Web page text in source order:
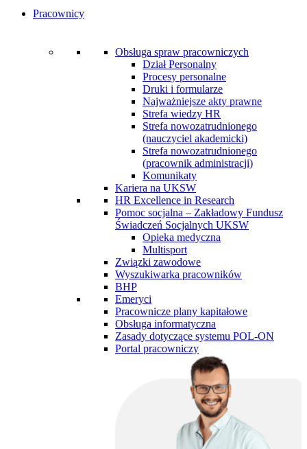
Pracownicy
Obsługa spraw pracowniczych
Dział Personalny
Procesy personalne
Druki i formularze
Najważniejsze akty prawne
Strefa wiedzy HR
Strefa nowozatrudnionego
(nauczyciel akademicki)
Strefa nowozatrudnionego
(pracownik administracji)
Komunikaty
Kariera na UKSW
HR Excellence in Research
Pomoc socjalna – Zakładowy Fundusz
Świadczeń Socjalnych UKSW
Opieka medyczna
Multisport
Związki zawodowe
Wyszukiwarka pracowników
BHP
Emeryci
Pracownicze plany kapitałowe
Obsługa informatyczna
Zasady dotyczące systemu POL-ON
Portal pracowniczy